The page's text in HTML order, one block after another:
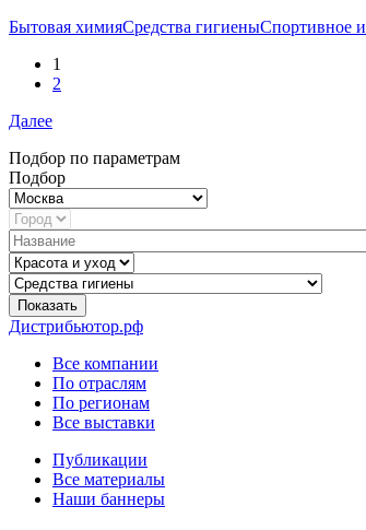
Бытовая химияСредства гигиеныСпортивное
1
2
Далее
Подбор по параметрам
Подбор
Показать
Дистрибьютор.рф
Все компании
По отраслям
По регионам
Все выставки
Публикации
Все материалы
Наши баннеры